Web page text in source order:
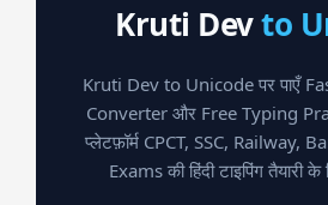
Kruti Devto
Kruti Dev to Unicode पर पाएँ
Converter और Free Typing
प्लेटफ़ॉर्म CPCT, SSC, Railway,
Exams की हिंदी टाइपिंग तैयारी